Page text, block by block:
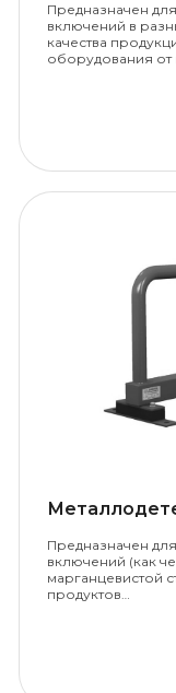
Предназначен
включений в
качества
оборудования
Предназначен
включений (как
марганцевистой
продуктов…